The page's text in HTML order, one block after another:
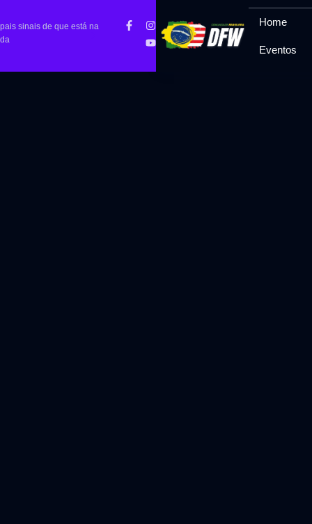
sinais de que está na
O erro de querer fazer tudo sozinho
Home
Eventos